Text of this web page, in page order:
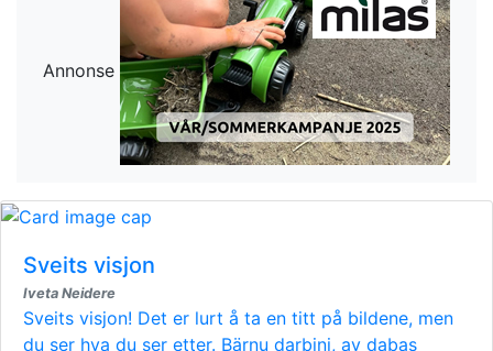
Annonse
Sveits visjon
Iveta Neidere
Sveits visjon! Det er lurt å ta en titt på bildene, men
du ser hva du ser etter. Bärnu darbini, av dabas